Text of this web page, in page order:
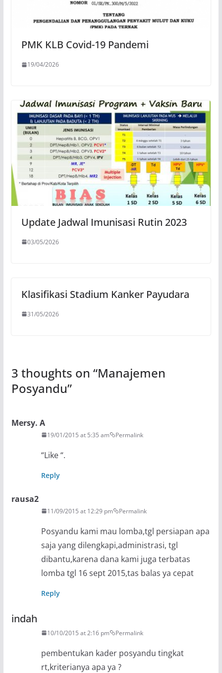
PMK KLB Covid-19 Pandemi
19/04/2026
Update Jadwal Imunisasi Rutin 2023
03/05/2026
Klasifikasi Stadium Kanker Payudara
31/05/2026
3 thoughts on “Manajemen
Posyandu”
Mersy. A
19/01/2015 at 5:35 am Permalink
“Like “.
Reply
rausa2
11/09/2015 at 12:29 pm Permalink
Posyandu kami mau lomba,tgl persiapan apa
saja yang dilengkapi,administrasi, tgl
dibantu,karena dana kami juga terbatas
lomba tgl 16 sept 2015,tas balas ya cepat
Reply
indah
10/10/2015 at 2:16 pm Permalink
pembentukan kader posyandu tingkat
rt,kriterianya apa ya ?